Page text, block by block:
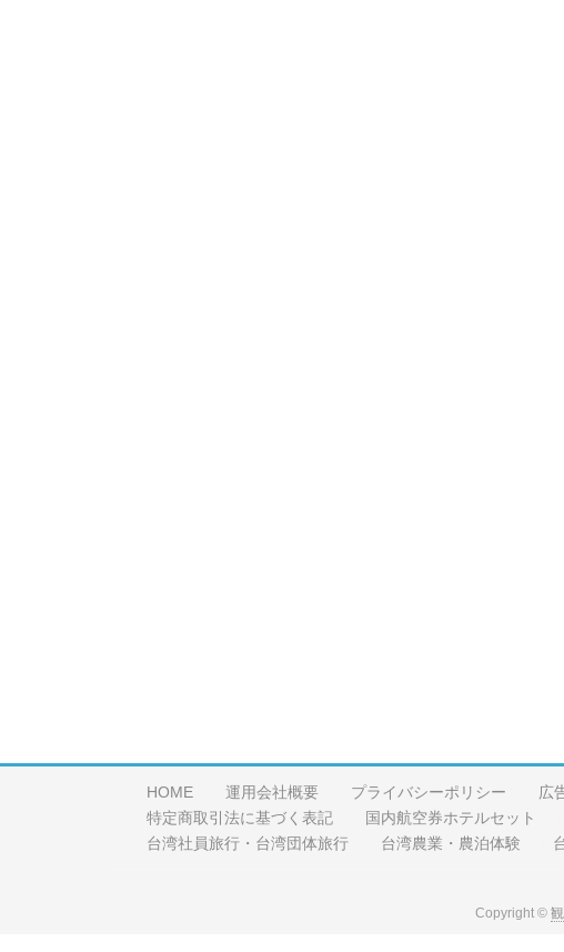
HOME 運用会社概要 プライバシーポリシー 広
特定商取引法に基づく表記
国内航空券ホテルセット
台湾社員旅行・台湾団体旅行
台湾農業・農泊体験
Copyright ©